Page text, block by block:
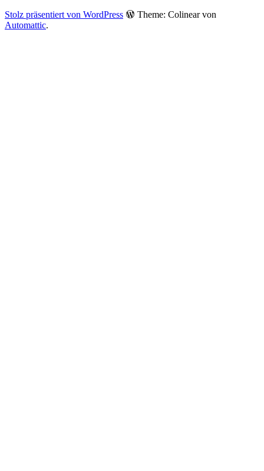
Stolz präsentiert von WordPress
Theme: Colinear von
Automattic.